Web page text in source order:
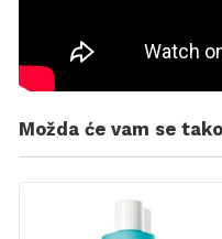
Možda će vam se